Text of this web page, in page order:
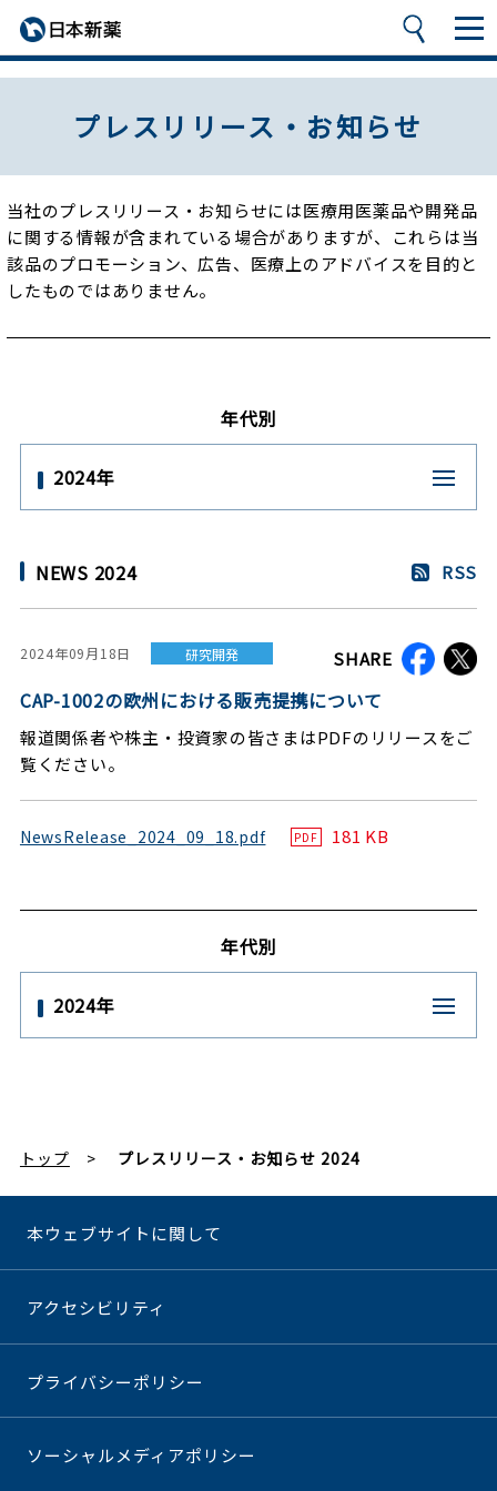
プレスリリース・お知らせ
当社のプレスリリース・お知らせには医療用医薬品や開発品
に関する情報が含まれている場合がありますが、
これらは当
該品のプロモーション、広告、医療上のアドバイスを目的と
したものではありません。
年代別
2024年
NEWS 2024 RSS
2024年09月18日 研究開発 SHARE
CAP-1002の欧州における販売提携について
報道関係者や株主・投資家の皆さまはPDFのリリースをご
覧ください。
NewsRelease_2024_09_18.pdf PDF 181 KB
年代別
2024年
トップ プレスリリース・お知らせ 2024
本ウェブサイトに関して
アクセシビリティ
プライバシーポリシー
ソーシャルメディアポリシー